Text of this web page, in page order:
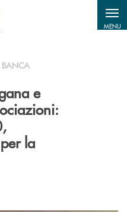
MENU
BANCA
e
la